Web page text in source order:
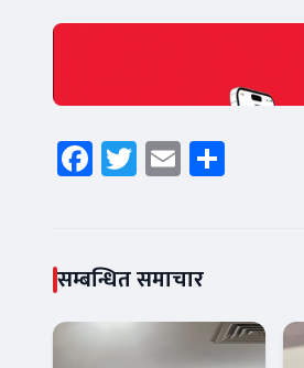
Facebook
Twitter
Email
सम्बन्धित समाचार